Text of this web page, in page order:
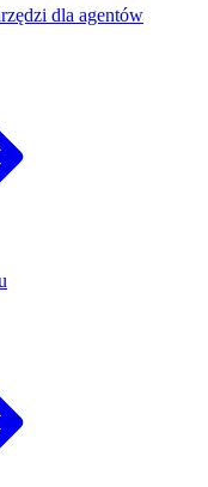
dla agentów